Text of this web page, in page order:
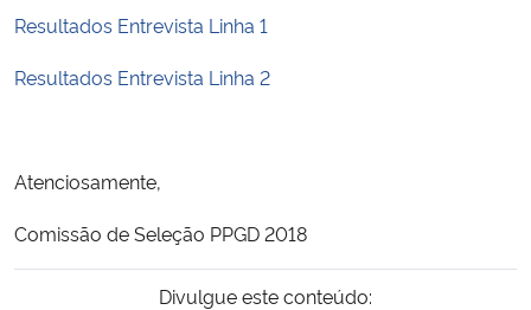
Ministério da Mulher, da Família e dos Direitos Humanos
Resultados Entrevista Linha 1
Resultados Entrevista Linha 2
Atenciosamente,
Comissão de Seleção PPGD 2018
Divulgue este conteúdo: